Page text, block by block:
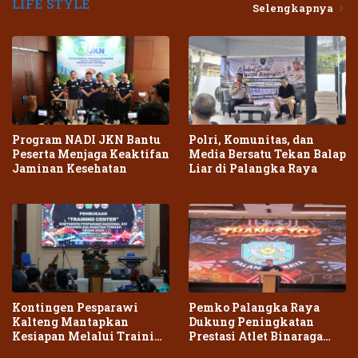
LIFE STYLE Selengkapnya
Program NADI JKN Bantu
Peserta Menjaga Keaktifan
Jaminan Kesehatan
Polri, Komunitas, dan
Media Bersatu Tekan Balap
Liar di Palangka Raya
Kontingen Pesparawi
Kalteng Mantapkan
Kesiapan Melalui Training
Pemko Palangka Raya
Dukung Peningkatan
Prestasi Atlet Binaraga